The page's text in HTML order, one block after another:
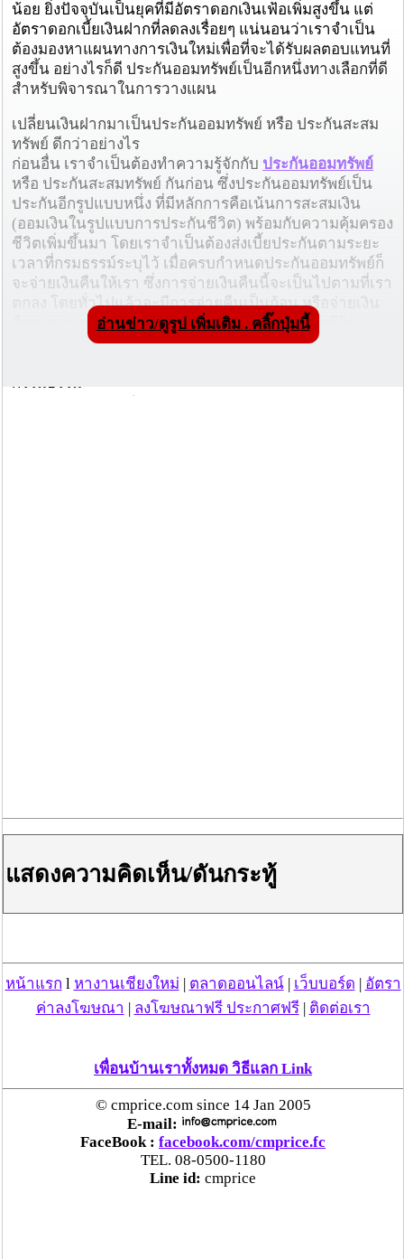
น้อย ยิ่งปัจจุบันเป็นยุคที่มีอัตราดอกเงินเฟ้อเพิ่มสูงขึ้น แต่
อัตราดอกเบี้ยเงินฝากที่ลดลงเรื่อยๆ แน่นอนว่าเราจำเป็น
ต้องมองหาแผนทางการเงินใหม่เพื่อที่จะได้รับผลตอบแทนที่
สูงขึ้น อย่างไรก็ดี ประกันออมทรัพย์เป็นอีกหนึ่งทางเลือกที่ดี
สำหรับพิจารณาในการวางแผน
เปลี่ยนเงินฝากมาเป็นประกันออมทรัพย์ หรือ ประกันสะสม
ทรัพย์ ดีกว่าอย่างไร
ก่อนอื่น เราจำเป็นต้องทำความรู้จักกับ ประกันออมทรัพย์
หรือ ประกันสะสมทรัพย์ กันก่อน ซึ่งประกันออมทรัพย์เป็น
ประกันอีกรูปแบบหนึ่ง ที่มีหลักการคือเน้นการสะสมเงิน
(ออมเงินในรูปแบบการประกันชีวิต) พร้อมกับความคุ้มครอง
ชีวิตเพิ่มขึ้นมา โดยเราจำเป็นต้องส่งเบี้ยประกันตามระยะ
เวลาที่กรมธรรม์ระบุไว้ เมื่อครบกำหนดประกันออมทรัพย์ก็
จะจ่ายเงินคืนให้เรา ซึ่งการจ่ายเงินคืนนี้จะเป็นไปตามที่เรา
ตกลง โดยทั่วไปแล้วจะมีการจ่ายคืนเป็นก้อน หรือจ่ายเงิน
คืนระหว่างทางตลอดสัญญา และในกรณีที่เราเสียชีวิต
ระหว่างที่ส่งกรมธรรม์ ผู้ที่ได้รับผลประโยชน์จะได้รับเงิน
กรรมธรรม์
อ่านข่าว/ดูรูป เพิ่มเติม . คลิ๊กปุ่มนี้
แสดงความคิดเห็น/ดันกระทู้
หน้าแรก l หางานเชียงใหม่ ตลาดออนไลน์| เว็บบอร์ด
อัตรา
ค่าลงโฆษณา
ลงโฆษณาฟรี ประกาศฟรี| ติดต่อเรา
เพื่อนบ้านเราทั้งหมด วิธีแลก Link
© cmprice.com since 14 Jan 2005
E-mail:
FaceBook : facebook.com/cmprice.fc
TEL. 08-0500-1180
Line id: cmprice